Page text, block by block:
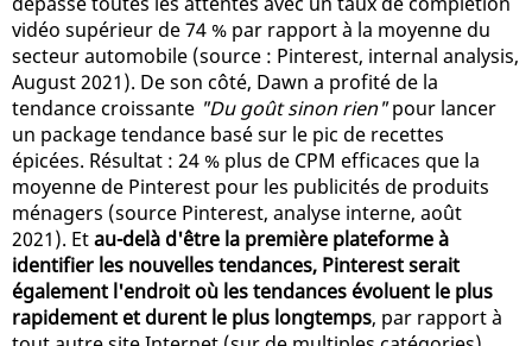
vidéo supérieur de 74 % par rapport à la moyenne du
secteur automobile (source : Pinterest, internal analysis,
August 2021). De son côté, Dawn a profité de la
tendance croissante "Du goût sinon rien"pour lancer
un package tendance basé sur le pic de recettes
épicées. Résultat : 24 % plus de CPM efficaces que la
moyenne de Pinterest pour les publicités de produits
ménagers (source Pinterest, analyse interne, août
2021). Etau-delà d'être la première plateforme à
identifier les nouvelles tendances, Pinterest serait
également l'endroit où les tendances évoluent le plus
rapidement et durent le plus longtemps, par rapport à